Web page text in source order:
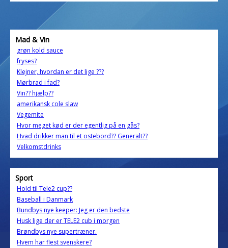
Mad & Vin
grøn kold sauce
fryses?
Klejner, hvordan er det lige ???
Mørbrad i fad?
Vin?? hjælp??
amerikansk cole slaw
Vegemite
Hvor meget kød er der egentlig på en gås?
Hvad drikker man til et ostebord?? Generalt??
Velkomstdrinks
Sport
Hold til Tele2 cup??
Baseball i Danmark
Bundbys nye keeper: Jeg er den bedste
Husk lige der er TELE2 cub i morgen
Brøndbys nye supertræner.
Hvem har flest svenskere?